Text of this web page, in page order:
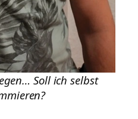
Soll ich selbst